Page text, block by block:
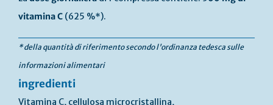
vitamina C (625 %*).
* della quantità di riferimento secondo l'ordinanza tedesca sulle
informazioni alimentari
ingredienti
Vitamina C, cellulosa microcristallina,